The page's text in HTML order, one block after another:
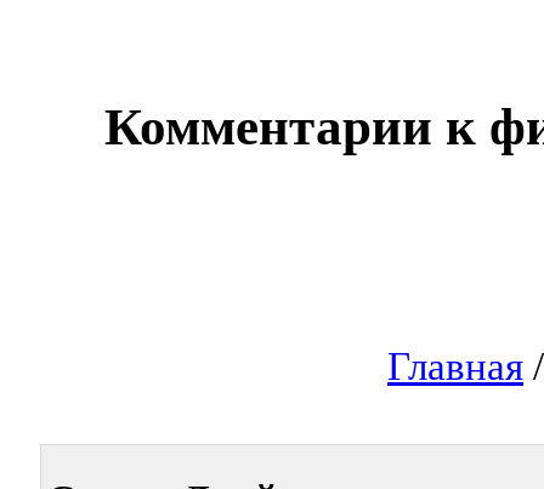
Комментарии к
Главная